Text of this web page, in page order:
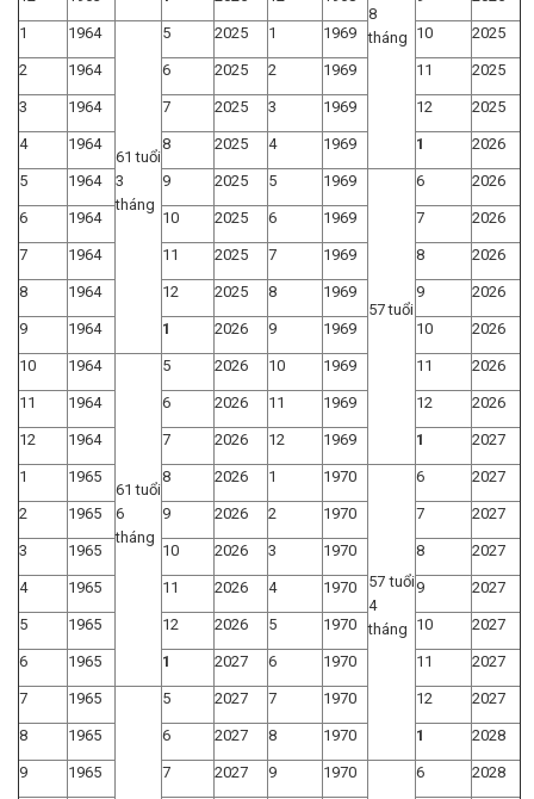
8
tháng
1 1964
61 tuổi
3
tháng
5 2025 1 1969 10 2025
2 1964 6 2025 2 1969 11 2025
3 1964 7 2025 3 1969 12 2025
4 1964 8 2025 4 1969 1 2026
5 1964 9 2025 5 1969
57 tuổi
6 2026
6 1964 10 2025 6 1969 7 2026
7 1964 11 2025 7 1969 8 2026
8 1964 12 2025 8 1969 9 2026
9 1964 1 2026 9 1969 10 2026
10 1964
61 tuổi
6
tháng
5 2026 10 1969 11 2026
11 1964 6 2026 11 1969 12 2026
12 1964 7 2026 12 1969 1 2027
1 1965 8 2026 1 1970
57 tuổi
4
tháng
6 2027
2 1965 9 2026 2 1970 7 2027
3 1965 10 2026 3 1970 8 2027
4 1965 11 2026 4 1970 9 2027
5 1965 12 2026 5 1970 10 2027
6 1965 1 2027 6 1970 11 2027
7 1965 5 2027 7 1970 12 2027
8 1965 6 2027 8 1970 1 2028
9 1965 7 2027 9 1970 6 2028